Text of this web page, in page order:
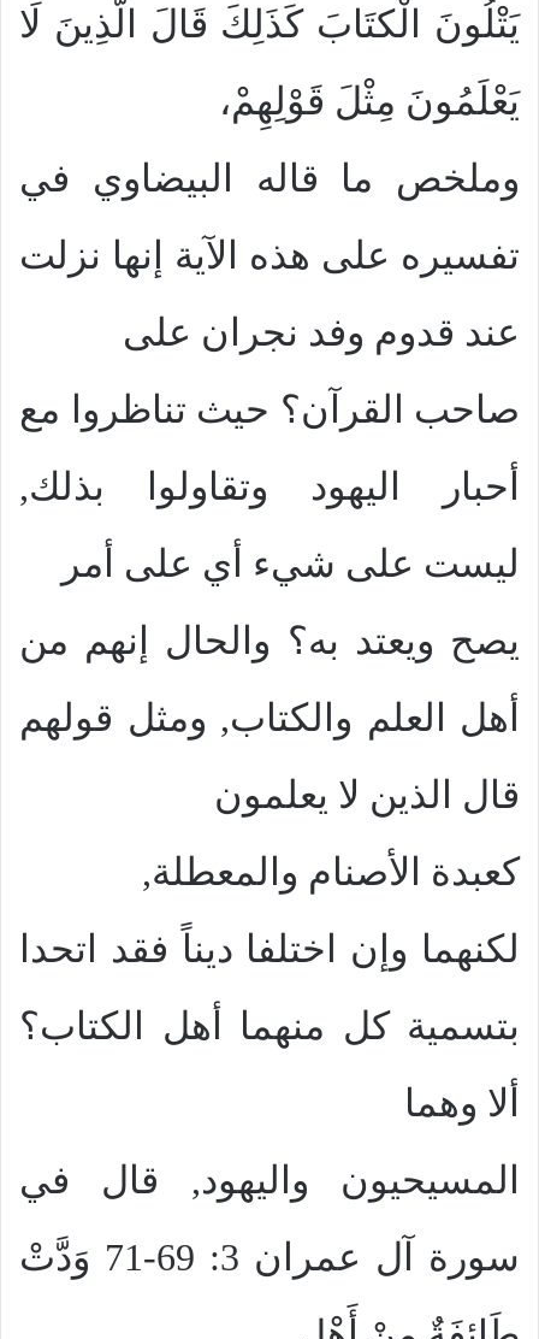
يَتْلُونَ الْكتَابَ كَذَلِكَ قَالَ الَّذِينَ لَا
يَعْلَمُونَ مِثْلَ قَوْلِهِمْ،
وملخص ما قاله البيضاوي في
تفسيره على هذه الآية إنها نزلت
عند قدوم وفد نجران على
صاحب القرآن؟ حيث تناظروا مع
أحبار اليهود وتقاولوا بذلك,
ليست على شيء أي على أمر
يصح ويعتد به؟ والحال إنهم من
أهل العلم والكتاب, ومثل قولهم
قال الذين لا يعلمون
كعبدة الأصنام والمعطلة,
لكنهما وإن اختلفا ديناً فقد اتحدا
بتسمية كل منهما أهل الكتاب؟
ألا وهما
المسيحيون واليهود, قال في
سورة آل عمران 3: 69-71 وَدَّتْ